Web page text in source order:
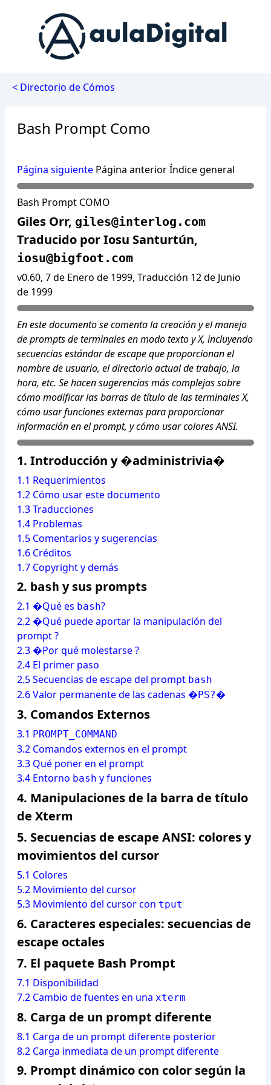
< Directorio de Cómos
Bash Prompt Como
Página siguiente Página anterior Índice general
Bash Prompt COMO
Giles Orr, giles@interlog.com
Traducido por Iosu Santurtún,
iosu@bigfoot.com
v0.60, 7 de Enero de 1999, Traducción 12 de Junio
de 1999
En este documento se comenta la creación y el manejo
de prompts de terminales en modo texto y X, incluyendo
secuencias estándar de escape que proporcionan el
nombre de usuario, el directorio actual de trabajo, la
hora, etc. Se hacen sugerencias más complejas sobre
cómo modificar las barras de título de las terminales X,
cómo usar funciones externas para proporcionar
información en el prompt, y cómo usar colores ANSI.
1. Introducción y �administrivia�
1.1 Requerimientos
1.2 Cómo usar este documento
1.3 Traducciones
1.4 Problemas
1.5 Comentarios y sugerencias
1.6 Créditos
1.7 Copyright y demás
2. bash y sus prompts
2.1 �Qué es bash?
2.2 �Qué puede aportar la manipulación del
prompt ?
2.3 �Por qué molestarse ?
2.4 El primer paso
2.5 Secuencias de escape del prompt bash
2.6 Valor permanente de las cadenas �PS?�
3. Comandos Externos
3.1 PROMPT_COMMAND
3.2 Comandos externos en el prompt
3.3 Qué poner en el prompt
3.4 Entorno bash y funciones
4. Manipulaciones de la barra de título
de Xterm
5. Secuencias de escape ANSI: colores y
movimientos del cursor
5.1 Colores
5.2 Movimiento del cursor
5.3 Movimiento del cursor con tput
6. Caracteres especiales: secuencias de
escape octales
7. El paquete Bash Prompt
7.1 Disponibilidad
7.2 Cambio de fuentes en una xterm
8. Carga de un prompt diferente
8.1 Carga de un prompt diferente posterior
8.2 Carga inmediata de un prompt diferente
9. Prompt dinámico con color según la